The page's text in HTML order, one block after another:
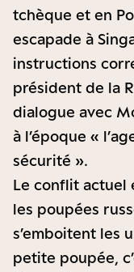
tchèque et en
escapade à
instructions
président de la
dialogue avec
à l’époque «
sécurité ».
Le conflit actuel
les poupées
s’emboitent les
petite poupée,